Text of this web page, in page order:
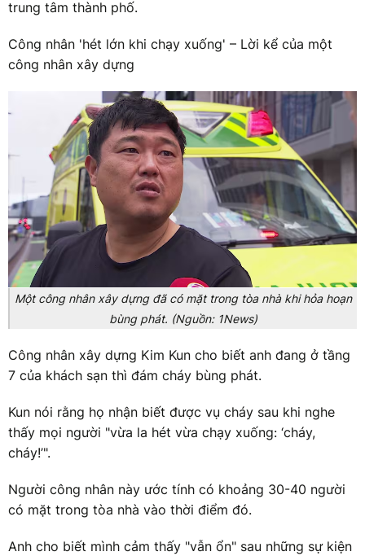
trung tâm thành phố.
Công nhân 'hét lớn khi chạy xuống' – Lời kể của một
công nhân xây dựng
Một công nhân xây dựng đã có mặt trong tòa nhà khi hỏa hoạn
bùng phát. (Nguồn: 1News)
Công nhân xây dựng Kim Kun cho biết anh đang ở tầng
7 của khách sạn thì đám cháy bùng phát.
Kun nói rằng họ nhận biết được vụ cháy sau khi nghe
thấy mọi người "vừa la hét vừa chạy xuống: ‘cháy,
cháy!’".
Người công nhân này ước tính có khoảng 30-40 người
có mặt trong tòa nhà vào thời điểm đó.
Anh cho biết mình cảm thấy "vẫn ổn" sau những sự kiện